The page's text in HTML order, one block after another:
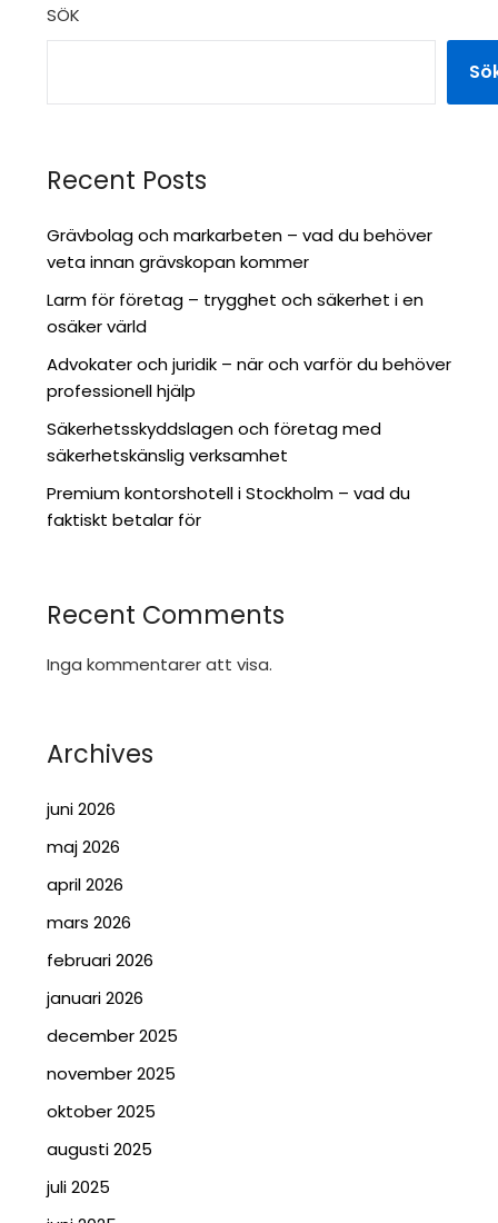
SÖK
Recent Posts
Grävbolag och markarbeten – vad du behöver
veta innan grävskopan kommer
Larm för företag – trygghet och säkerhet i en
osäker värld
Advokater och juridik – när och varför du behöver
professionell hjälp
Säkerhetsskyddslagen och företag med
säkerhetskänslig verksamhet
Premium kontorshotell i Stockholm – vad du
faktiskt betalar för
Recent Comments
Inga kommentarer att visa.
Archives
juni 2026
maj 2026
april 2026
mars 2026
februari 2026
januari 2026
december 2025
november 2025
oktober 2025
augusti 2025
juli 2025